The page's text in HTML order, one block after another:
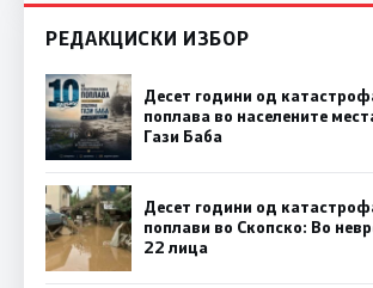
РЕДАКЦИСКИ ИЗБОР
Десет години од
поплава во населените
Гази Баба
Десет години од
поплави во Скопско: Во
22 лица